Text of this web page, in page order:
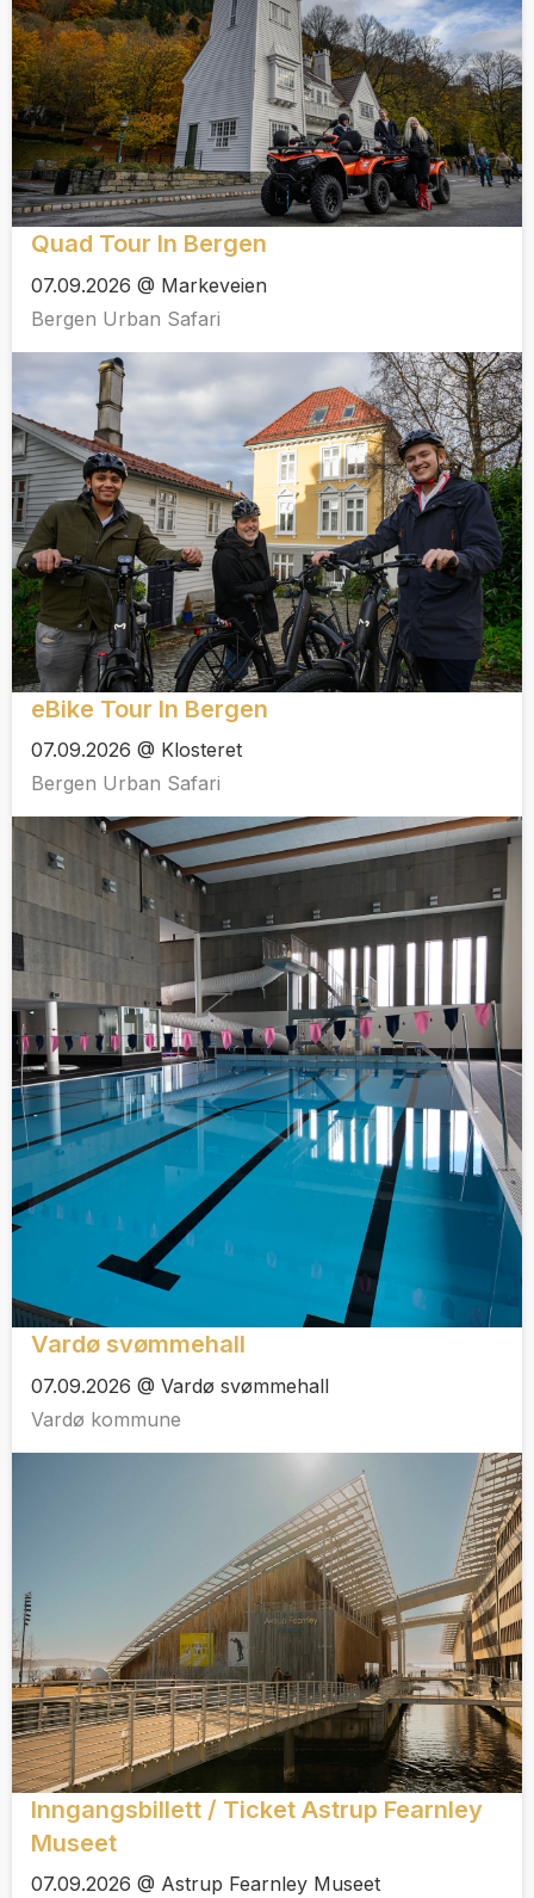
Quad Tour In Bergen
07.09.2026 @ Markeveien
Bergen Urban Safari
eBike Tour In Bergen
07.09.2026 @ Klosteret
Bergen Urban Safari
Vardø svømmehall
07.09.2026 @ Vardø svømmehall
Vardø kommune
Inngangsbillett / Ticket Astrup Fearnley
Museet
07.09.2026 @ Astrup Fearnley Museet